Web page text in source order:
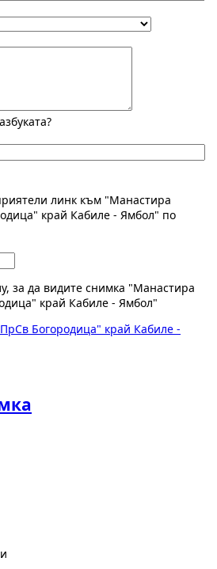
линк към "Манастира
край Кабиле - Ямбол" по
за да видите снимка "Манастира
край Кабиле - Ямбол"
Богородица" край Кабиле -